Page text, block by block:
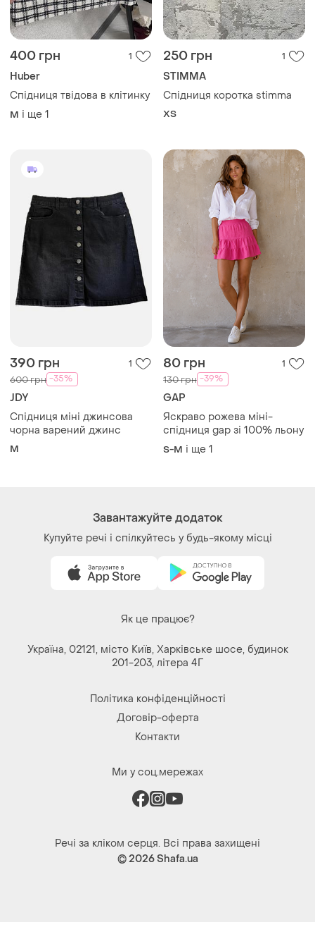
400 грн 1
Huber
Спідниця твідова в клітинку
M і ще 1
250 грн 1
STIMMA
Спідниця коротка stimma
ХS
390 грн 1
600 грн -35%
JDY
Спідниця міні джинсова
чорна варений джинс
M
80 грн 1
130 грн -39%
GAP
Яскраво рожева міні-
спідниця gap зі 100% льону
S-M і ще 1
Завантажуйте додаток
Купуйте речі і спілкуйтесь у будь-якому місці
Як це працює?
Україна, 02121, місто Київ, Харківське шосе, будинок
201-203, літера 4Г
Політика конфіденційності
Договір-оферта
Контакти
Ми у соц.мережах
Речі за кліком серця. Всі права захищені
© 2026Shafa.ua